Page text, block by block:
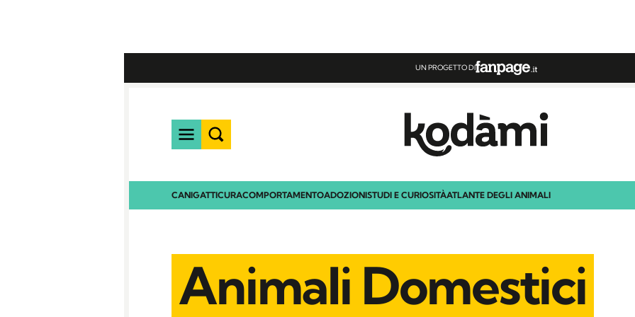
UN PROGETTO DI
CANIGATTICURACOMPORTAMENTOADOZIONISTUDI E CURIOSITÀATLANTE DEGLI ANIMALI
Animali Domestici